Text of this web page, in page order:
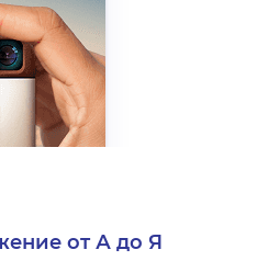
от А до Я